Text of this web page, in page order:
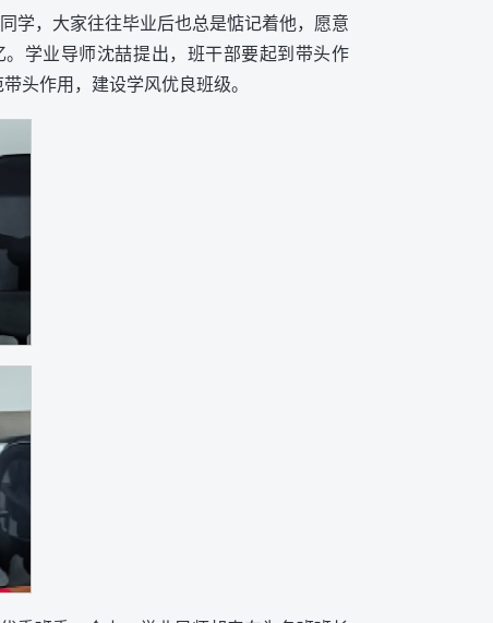
学，大家往往毕业后也总是惦记着他，愿意
学业导师沈喆提出，班干部要起到带头作
头作用，建设学风优良班级。